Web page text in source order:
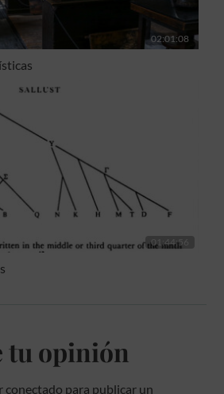
02:01:08
01:44:56
tu opinión
conectado para publicar un